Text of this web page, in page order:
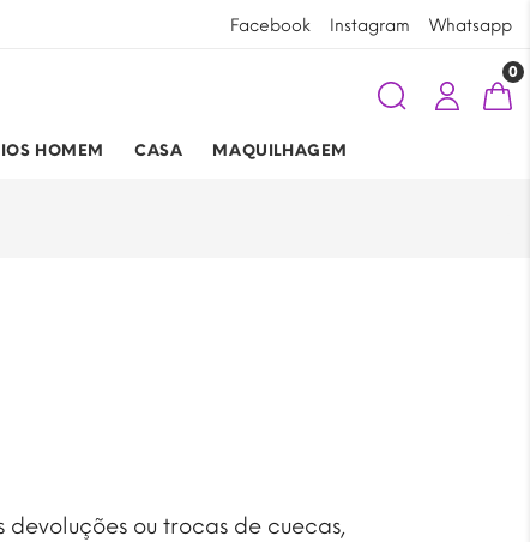
Ao comprar na Requinte Lingerieestá
Facebook Instagram Whatsapp
0
HOMEM CASA MAQUILHAGEM
ou trocas de cuecas,